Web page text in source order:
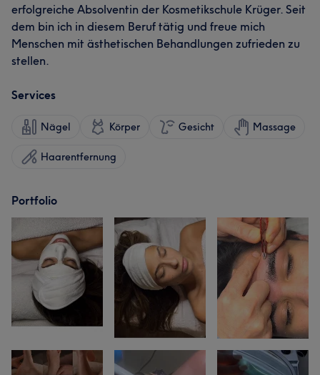
erfolgreiche Absolventin der Kosmetikschule Krüger. Seit
dem bin ich in diesem Beruf tätig und freue mich
Menschen mit ästhetischen Behandlungen zufrieden zu
stellen.
Services
Nägel Körper Gesicht Massage
Haarentfernung
Portfolio